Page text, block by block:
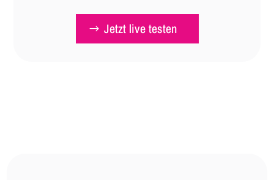
Jetzt live testen